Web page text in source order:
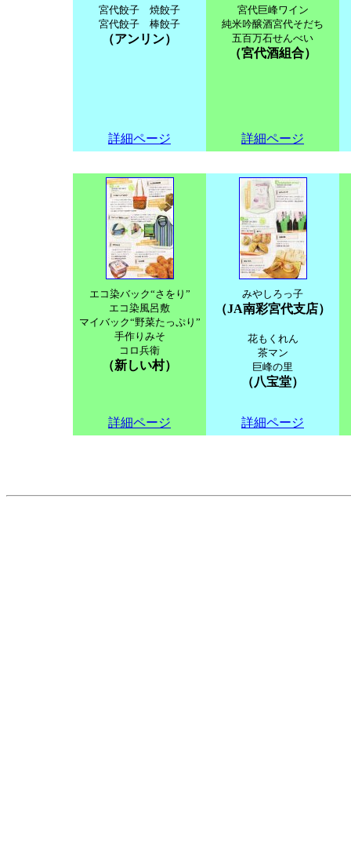
宮代餃子 焼餃子
宮代餃子 棒餃子
（アンリン）
宮代巨峰ワイン
純米吟醸酒宮代そだち
五百万石せんべい
（宮代酒組合）
詳細ページ 詳細ページ
エコ染バック“さをり”
エコ染風呂敷
マイバック“野菜たっぷり”
手作りみそ
コロ兵衛
（新しい村）
みやしろっ子
（JA南彩宮代支店）
花もくれん
茶マン
巨峰の里
（八宝堂）
詳細ページ 詳細ページ